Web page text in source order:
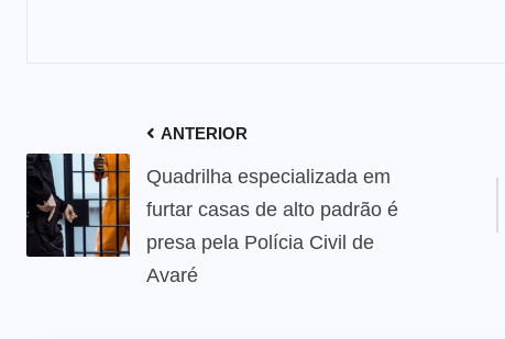
ANTERIOR
Quadrilha especializada em
furtar casas de alto padrão é
presa pela Polícia Civil de
Avaré